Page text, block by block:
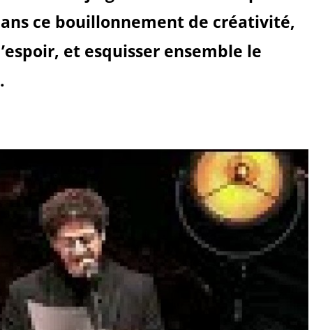
ce bouillonnement de créativité,
et esquisser ensemble le